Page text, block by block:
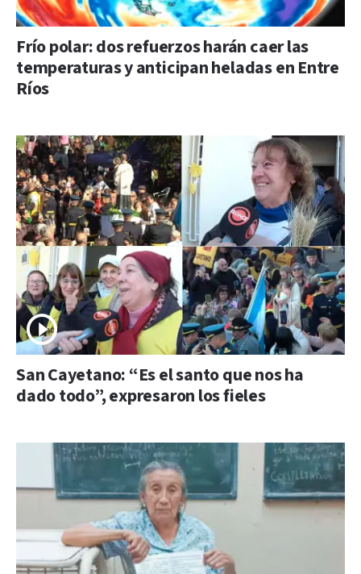
Frío polar: dos refuerzos harán caer las
temperaturas y anticipan heladas en Entre
Ríos
San Cayetano: “Es el santo que nos ha
dado todo”, expresaron los fieles